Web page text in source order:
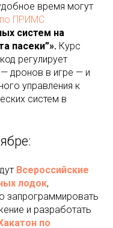
время могут
по ПРИМС
систем на
пасеки”». Курс
регулирует
дронов в игре — и
управления к
систем в
Всероссийские
лодок,
запрограммировать
и разработать
по